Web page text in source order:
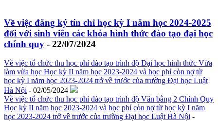
Về việc đăng ký tín chỉ học kỳ I năm học 2024-2025
đối với sinh viên các khóa hình thức đào tạo đại học
chính quy - 22/07/2024
Về việc tổ chức thu học phí đào tạo trình độ Đại học hình thức Vừa
làm vừa học Học kỳ II năm học 2023-2024 và học phí còn nợ từ
học kỳ I năm học 2023-2024 trở về trước của trường Đại học Luật
Hà Nội - 02/05/2024
Về việc tổ chức thu học phí đào tạo trình độ Văn bằng 2 Chính Quy
Học kỳ II năm học 2023-2024 và học phí còn nợ từ học kỳ I năm
học 2023-2024 trở về trước của trường Đại học Luật Hà Nội -